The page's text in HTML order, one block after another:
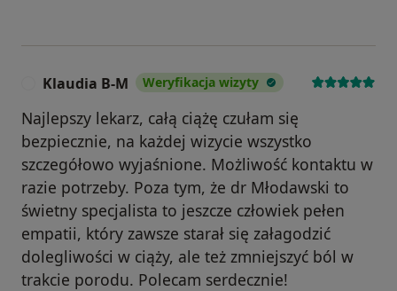
Klaudia B-M Weryfikacja wizyty
Najlepszy lekarz, całą ciążę czułam się
bezpiecznie, na każdej wizycie wszystko
szczegółowo wyjaśnione. Możliwość kontaktu w
razie potrzeby. Poza tym, że dr Młodawski to
świetny specjalista to jeszcze człowiek pełen
empatii, który zawsze starał się załagodzić
dolegliwości w ciąży, ale też zmniejszyć ból w
trakcie porodu. Polecam serdecznie!